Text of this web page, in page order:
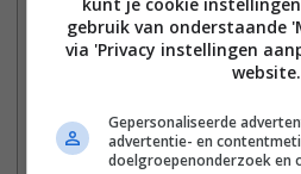
Voorbereiden van de
in dunne plakken en bestrooi
20 minuten liggen om vocht
Bereid de vleessaus: Verhit
het gehakt rul. Voeg de ui
gebruik van onderstaande
via 'Privacy instellingen
website.
Gepersonaliseerde
advertentie- en
doelgroepenonderzoek en